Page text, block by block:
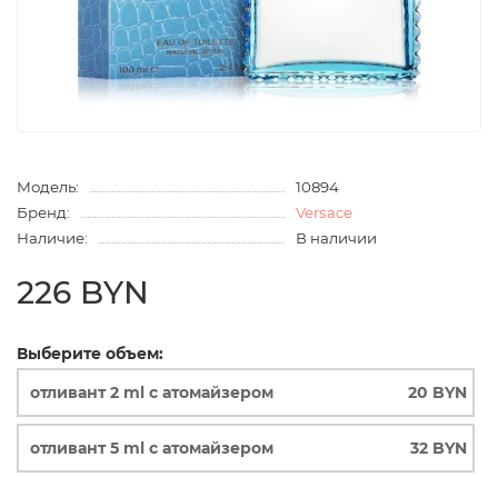
Модель:
10894
Бренд:
Versace
Наличие:
В наличии
226 BYN
Выберите объем:
отливант 2 ml с атомайзером
20 BYN
отливант 5 ml с атомайзером 32 BYN